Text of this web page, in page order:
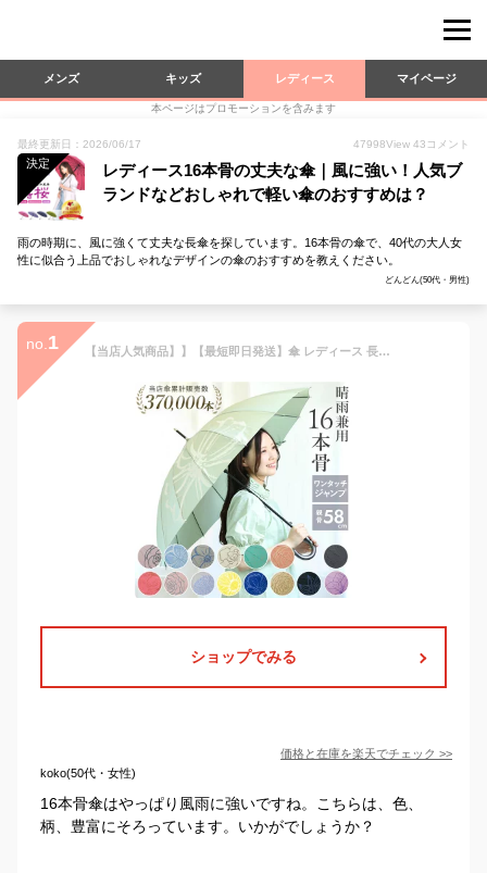
メンズ キッズ レディース マイページ
本ページはプロモーションを含みます
最終更新日：2026/06/17 47998View 43 コメント
決定
レディース16本骨の丈夫な傘｜風に強い！人気ブ
ランドなどおしゃれで軽い傘のおすすめは？
雨の時期に、風に強くて丈夫な長傘を探しています。16本骨の傘で、40代の大人女
性に似合う上品でおしゃれなデザインの傘のおすすめを教えください。
どんどん(50代・男性)
no. 1 【当店人気商品】】【最短即日発送】傘 レディース 長傘 ワンタッチ 好評 おしゃれ ブランド ジャンプ傘 58cm 晴雨兼用傘 丈夫 日傘 雨傘 軽量 母の日 ギフト UVカット 紫外線防止 プレゼント 16本骨 16本骨 婦人傘 グラスファイバー
ショップでみる
価格と在庫を楽天でチェック >>
koko(50代・女性)
16本骨傘はやっぱり風雨に強いですね。こちらは、色、
柄、豊富にそろっています。いかがでしょうか？